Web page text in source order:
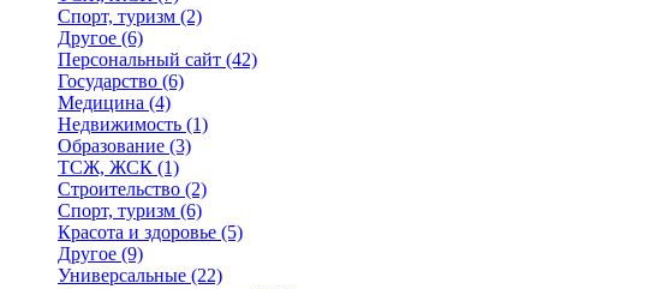
Спорт, туризм (2)
Другое (6)
Персональный сайт (42)
Государство (6)
Медицина (4)
Недвижимость (1)
Образование (3)
ТСЖ, ЖСК (1)
Строительство (2)
Спорт, туризм (6)
Красота и здоровье (5)
Другое (9)
Универсальные (22)